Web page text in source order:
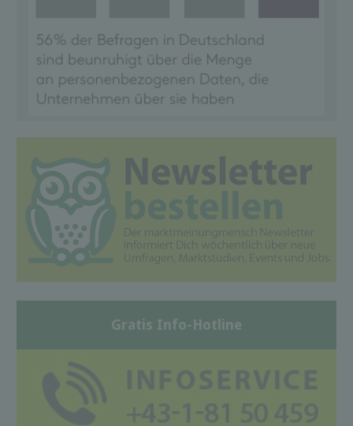
Gratis Info-Hotline